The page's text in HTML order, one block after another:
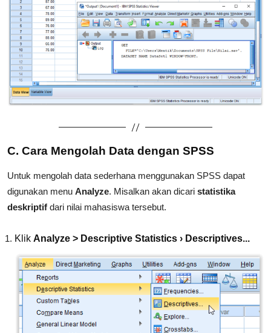
C. Cara Mengolah Data dengan SPSS
Untuk mengolah data sederhana menggunakan SPSS dapat
digunakan menu Analyze. Misalkan akan dicari statistika
deskriptif dari nilai mahasiswa tersebut.
Klik Analyze > Descriptive Statistics › Descriptives...